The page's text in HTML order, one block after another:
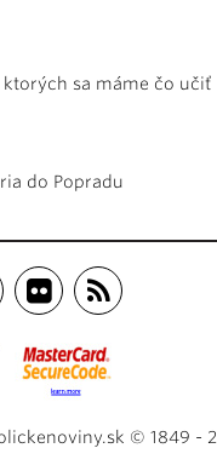
ktorých sa máme čo učiť
do Popradu
© 1849 -